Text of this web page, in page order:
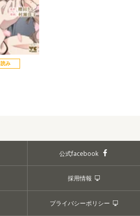
み
公式facebook
採用情報
プライバシーポリシー